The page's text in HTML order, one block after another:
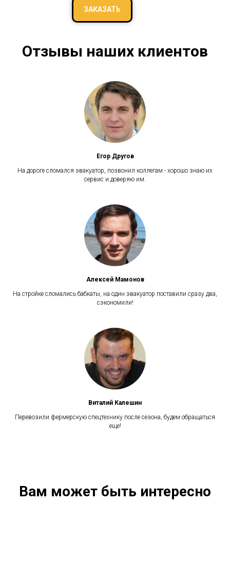
ЗАКАЗАТЬ
Отзывы наших клиентов
Егор Другов
На дороге сломался эвакуатор, позвонил коллегам - хорошо знаю их
сервис и доверяю им.
Алексей Мамонов
На стройке сломались бабкаты, на один эвакуатор поставили сразу два,
сэкономили!
Виталий Калешин
Перевозили фермерскую спецтехнику после сезона, будем обращаться
еще!
Вам может быть интересно